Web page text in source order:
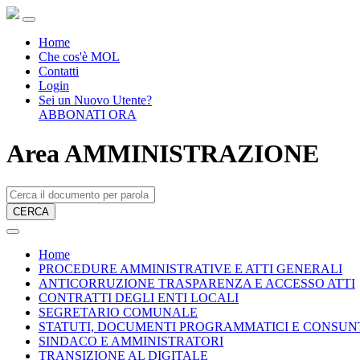
Home
Che cos'è MOL
Contatti
Login
Sei un Nuovo Utente?
ABBONATI ORA
Area AMMINISTRAZIONE
CERCA
Home
PROCEDURE AMMINISTRATIVE E ATTI GENERALI
ANTICORRUZIONE TRASPARENZA E ACCESSO ATTI
CONTRATTI DEGLI ENTI LOCALI
SEGRETARIO COMUNALE
STATUTI, DOCUMENTI PROGRAMMATICI E
SINDACO E AMMINISTRATORI
TRANSIZIONE AL DIGITALE